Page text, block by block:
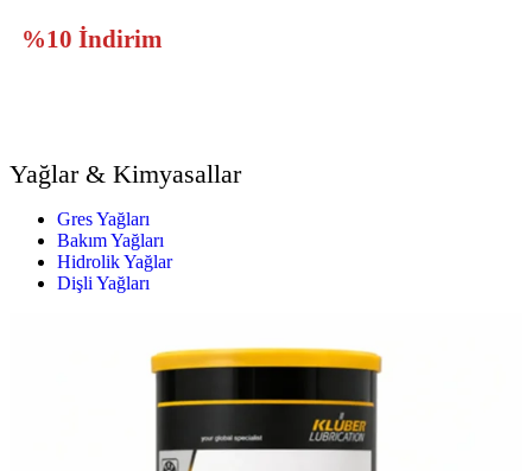
%10 İndirim
Yağlar & Kimyasallar
Gres Yağları
Bakım Yağları
Hidrolik Yağlar
Dişli Yağları